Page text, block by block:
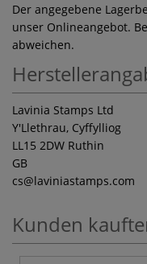
Der angegebene
unser Onlineangebot.
abweichen.
Lavinia Stamps Ltd
Y'Llethrau, Cyffylliog
LL15 2DW Ruthin
GB
cs@laviniastamps.com
Kunden